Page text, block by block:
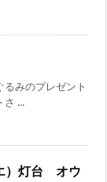
みのプレゼント
さ ...
）灯台 オウ